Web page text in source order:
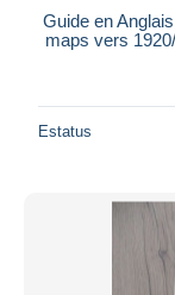
Guide en
maps vers
Estatus